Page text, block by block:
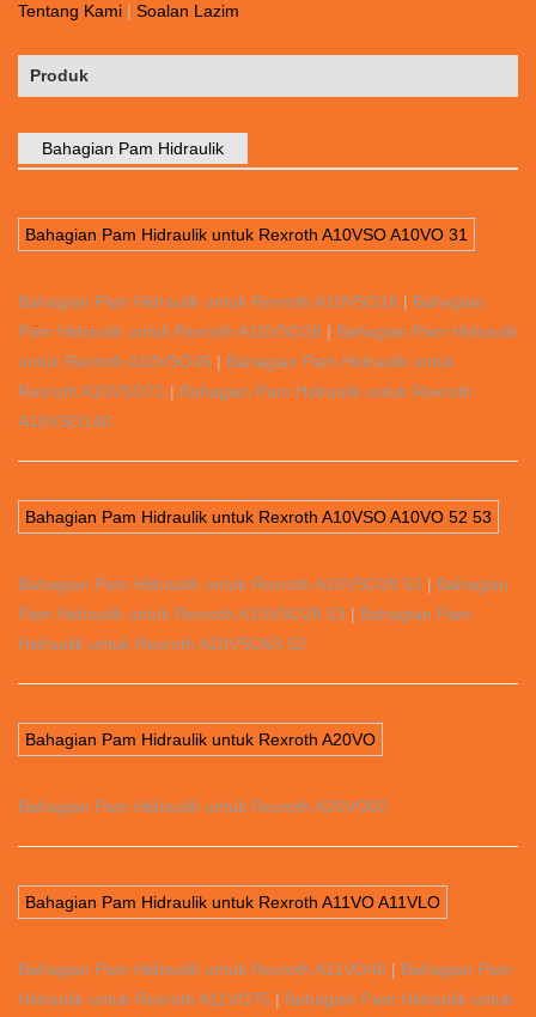
Tentang Kami | Soalan Lazim
Produk
Bahagian Pam Hidraulik
Bahagian Pam Hidraulik untuk Rexroth A10VSO A10VO 31
Bahagian Pam Hidraulik untuk Rexroth A10VSO18 | Bahagian
Pam Hidraulik untuk Rexroth A10VSO28 | Bahagian Pam Hidraulik
untuk Rexroth A10VSO45 | Bahagian Pam Hidraulik untuk
Rexroth A10VSO71 | Bahagian Pam Hidraulik untuk Rexroth
A10VSO140
Bahagian Pam Hidraulik untuk Rexroth A10VSO A10VO 52 53
Bahagian Pam Hidraulik untuk Rexroth A10VSO28 52 | Bahagian
Pam Hidraulik untuk Rexroth A10VSO28 53 | Bahagian Pam
Hidraulik untuk Rexroth A10VSO63 52
Bahagian Pam Hidraulik untuk Rexroth A20VO
Bahagian Pam Hidraulik untuk Rexroth A20VO60
Bahagian Pam Hidraulik untuk Rexroth A11VO A11VLO
Bahagian Pam Hidraulik untuk Rexroth A11VO40 | Bahagian Pam
Hidraulik untuk Rexroth A11VO75 | Bahagian Pam Hidraulik untuk